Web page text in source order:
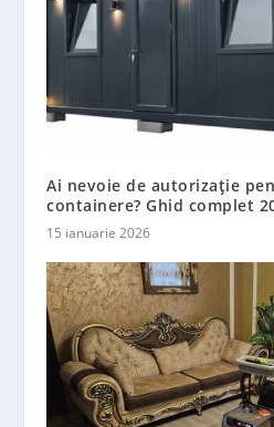
Ai nevoie de autorizație
containere? Ghid complet
15 ianuarie 2026